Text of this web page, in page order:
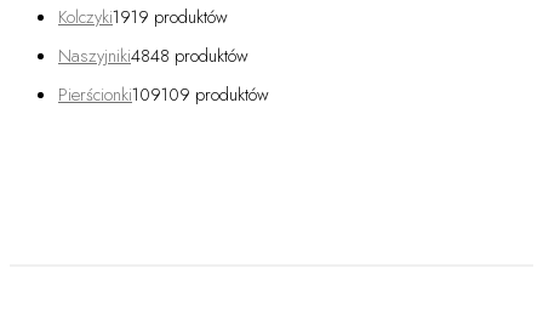
Kolczyki1919 produktów
Naszyjniki4848 produktów
Pierścionki109109 produktów